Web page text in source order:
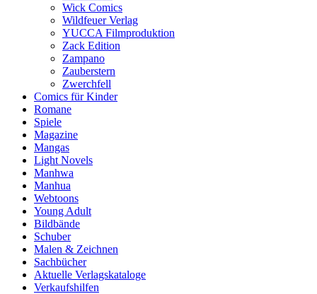
Wick Comics
Wildfeuer Verlag
YUCCA Filmproduktion
Zack Edition
Zampano
Zauberstern
Zwerchfell
Comics für Kinder
Romane
Spiele
Magazine
Mangas
Light Novels
Manhwa
Manhua
Webtoons
Young Adult
Bildbände
Schuber
Malen & Zeichnen
Sachbücher
Aktuelle Verlagskataloge
Verkaufshilfen